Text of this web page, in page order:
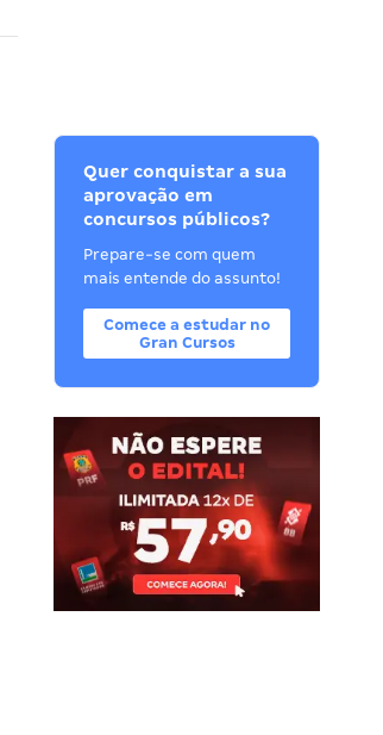
Quer conquistar a sua
aprovação em
concursos públicos?
Prepare-se com quem
mais entende do assunto!
Comece a estudar no
Gran Cursos